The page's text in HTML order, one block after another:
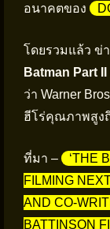
อนาคตของ
โดยรวมแล้ว ข่
Batman Part II
ว่า Warner
ฮีโร่คุณภาพสูง
ที่มา –
‘THE
FILMING
AND CO-
BATTINSON